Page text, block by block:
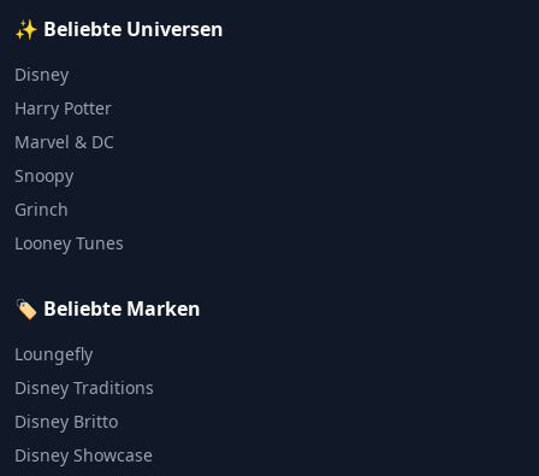
✨ Beliebte Universen
Disney
Harry Potter
Marvel & DC
Snoopy
Grinch
Looney Tunes
🏷️ Beliebte Marken
Loungefly
Disney Traditions
Disney Britto
Disney Showcase